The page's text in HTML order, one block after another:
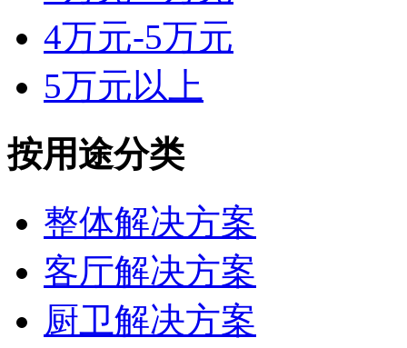
4万元-5万元
5万元以上
按用途分类
整体解决方案
客厅解决方案
厨卫解决方案